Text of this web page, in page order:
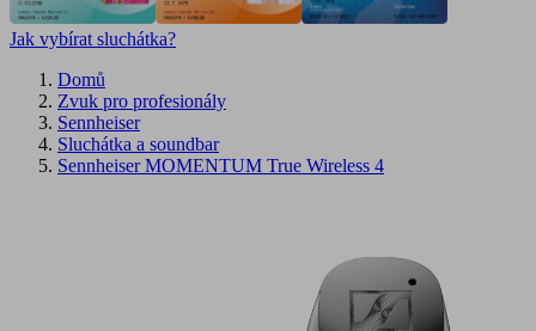
Jak vybírat sluchátka?
Domů
Zvuk pro profesionály
Sennheiser
Sluchátka a soundbar
Sennheiser MOMENTUM True Wireless 4